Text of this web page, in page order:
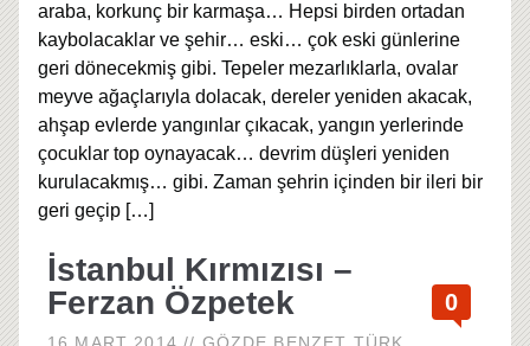
araba, korkunç bir karmaşa… Hepsi birden ortadan
kaybolacaklar ve şehir… eski… çok eski günlerine
geri dönecekmiş gibi. Tepeler mezarlıklarla, ovalar
meyve ağaçlarıyla dolacak, dereler yeniden akacak,
ahşap evlerde yangınlar çıkacak, yangın yerlerinde
çocuklar top oynayacak… devrim düşleri yeniden
kurulacakmış… gibi. Zaman şehrin içinden bir ileri bir
geri geçip […]
İstanbul Kırmızısı –
Ferzan Özpetek
0